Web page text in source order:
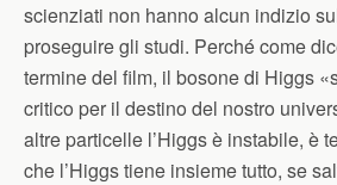
scienziati non hanno alcun indizio
proseguire gli studi. Perché come
termine del film, il bosone di Higgs
critico per il destino del nostro
altre particelle l’Higgs è instabile, è
che l’Higgs tiene insieme tutto, se